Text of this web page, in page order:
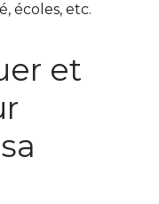
écoles, etc.
et